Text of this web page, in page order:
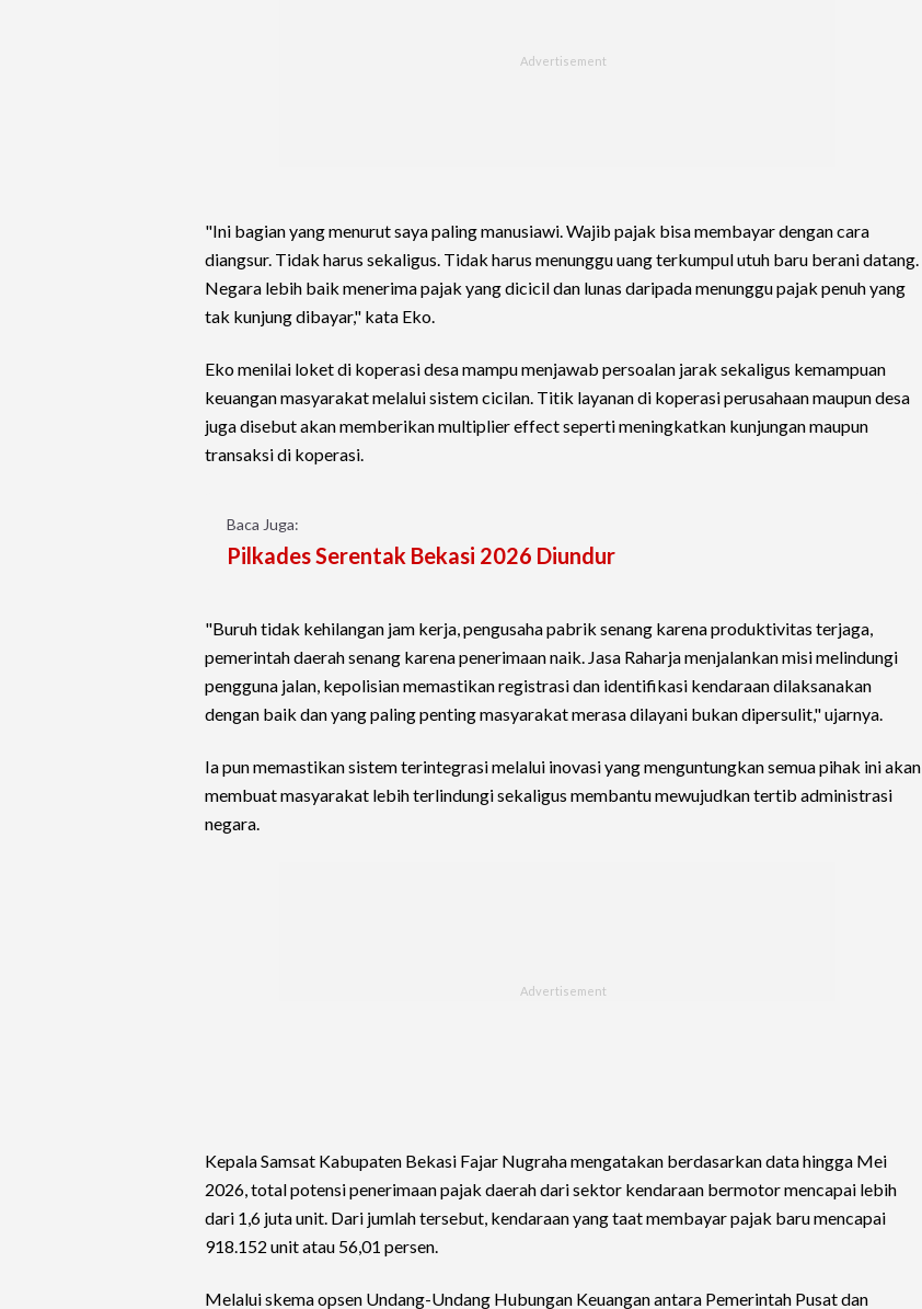
"Ini bagian yang menurut saya paling manusiawi. Wajib pajak bisa membayar dengan cara
diangsur. Tidak harus sekaligus. Tidak harus menunggu uang terkumpul utuh baru berani datang.
Negara lebih baik menerima pajak yang dicicil dan lunas daripada menunggu pajak penuh yang
tak kunjung dibayar," kata Eko.
Eko menilai loket di koperasi desa mampu menjawab persoalan jarak sekaligus kemampuan
keuangan masyarakat melalui sistem cicilan. Titik layanan di koperasi perusahaan maupun desa
juga disebut akan memberikan multiplier effect seperti meningkatkan kunjungan maupun
transaksi di koperasi.
Baca Juga:
Pilkades Serentak Bekasi 2026 Diundur
"Buruh tidak kehilangan jam kerja, pengusaha pabrik senang karena produktivitas terjaga,
pemerintah daerah senang karena penerimaan naik. Jasa Raharja menjalankan misi melindungi
pengguna jalan, kepolisian memastikan registrasi dan identifikasi kendaraan dilaksanakan
dengan baik dan yang paling penting masyarakat merasa dilayani bukan dipersulit," ujarnya.
Ia pun memastikan sistem terintegrasi melalui inovasi yang menguntungkan semua pihak ini akan
membuat masyarakat lebih terlindungi sekaligus membantu mewujudkan tertib administrasi
negara.
Kepala Samsat Kabupaten Bekasi Fajar Nugraha mengatakan berdasarkan data hingga Mei
2026, total potensi penerimaan pajak daerah dari sektor kendaraan bermotor mencapai lebih
dari 1,6 juta unit. Dari jumlah tersebut, kendaraan yang taat membayar pajak baru mencapai
918.152 unit atau 56,01 persen.
Melalui skema opsen Undang-Undang Hubungan Keuangan antara Pemerintah Pusat dan